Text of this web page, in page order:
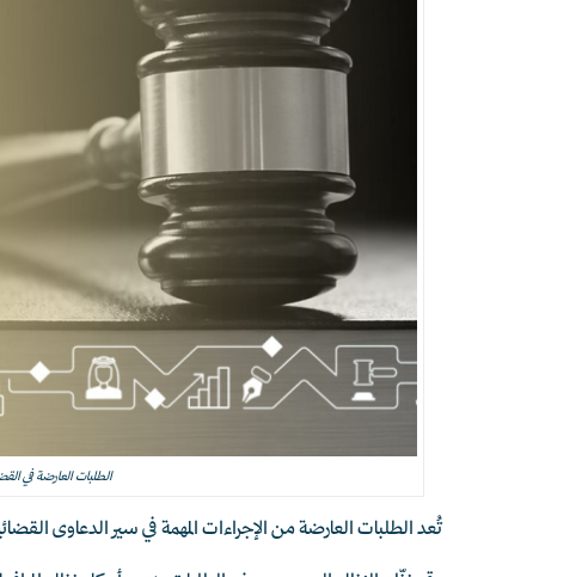
الطلبات العارضة في
تُعد الطلبات العارضة من الإجراءات المهمة في سير الدعاوى